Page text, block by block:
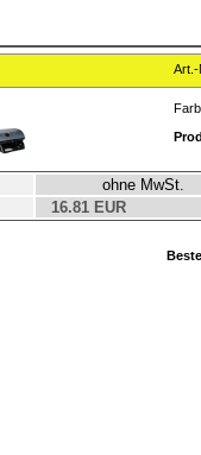
Art.-
ohne MwSt.
16.81 EUR